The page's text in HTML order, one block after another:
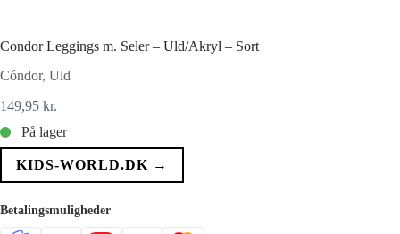
Condor Leggings m. Seler – Uld/Akryl – Sort
Cóndor, Uld
149,95 kr.
På lager
KIDS-WORLD.DK →
Betalingsmuligheder